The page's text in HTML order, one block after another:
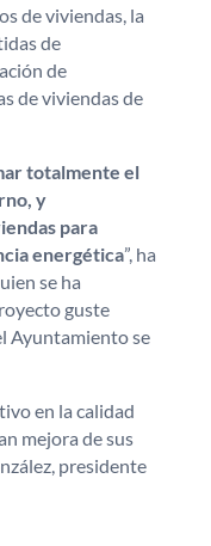
de viviendas, la
de
de
de viviendas de
totalmente el
y
para
energética”, ha
se ha
guste
Ayuntamiento se
en la calidad
mejora de sus
presidente